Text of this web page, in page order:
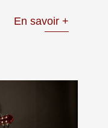
En savoir +